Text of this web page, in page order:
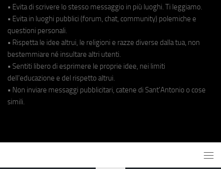
• Evita di scrivere lo stesso messaggio in più luoghi. Ti leggiamo.
• Evita in luoghi pubblici (forum, chat, community) polemiche e
questioni personali.
• Rispetta le idee altrui, le religioni e razze diverse dalla tua, non
bestemmiare né insultare altri utenti.
• Sentiti libero di esprimere le proprie idee, nei limiti
dell'educazione e del rispetto altrui.
• Non inviare messaggi pubblicitari, catene di Sant'Antonio o cose
simili.